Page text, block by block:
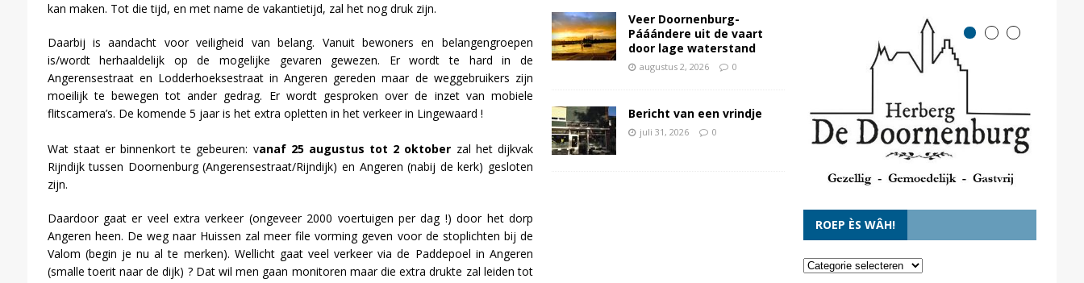
kan maken. Tot die tijd, en met name de vakantietijd, zal het nog druk zijn.
Daarbij is aandacht voor veiligheid van belang. Vanuit bewoners en belangengroepen
is/wordt herhaaldelijk op de mogelijke gevaren gewezen. Er wordt te hard in de
Angerensestraat en Lodderhoeksestraat in Angeren gereden maar de weggebruikers zijn
moeilijk te bewegen tot ander gedrag. Er wordt gesproken over de inzet van mobiele
flitscamera’s. De komende 5 jaar is het extra opletten in het verkeer in Lingewaard !
Wat staat er binnenkort te gebeuren: vanaf 25 augustus tot 2 oktober zal het dijkvak
Rijndijk tussen Doornenburg (Angerensestraat/Rijndijk) en Angeren (nabij de kerk) gesloten
zijn.
Daardoor gaat er veel extra verkeer (ongeveer 2000 voertuigen per dag !) door het dorp
Angeren heen. De weg naar Huissen zal meer file vorming geven voor de stoplichten bij de
Valom (begin je nu al te merken). Wellicht gaat veel verkeer via de Paddepoel in Angeren
(smalle toerit naar de dijk) ? Dat wil men gaan monitoren maar die extra drukte zal leiden tot
Veer Doornenburg-
Pááándere uit de vaart
door lage waterstand
augustus 2, 2026 0
Bericht van een vrindje
juli 31, 2026 0
ROEP ÈS WÂH!